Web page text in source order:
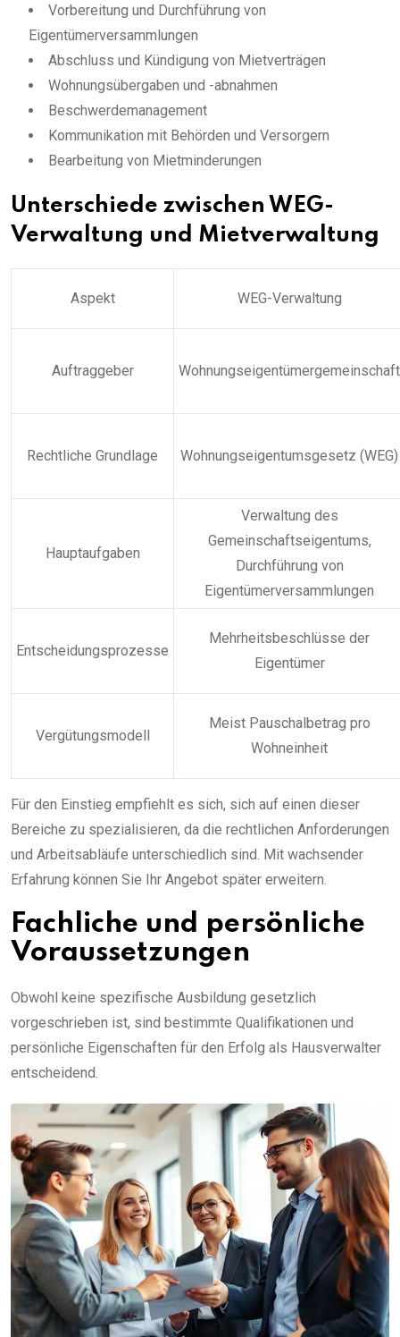
Vorbereitung und Durchführung von
Eigentümerversammlungen
Abschluss und Kündigung von Mietverträgen
Wohnungsübergaben und -abnahmen
Beschwerdemanagement
Kommunikation mit Behörden und Versorgern
Bearbeitung von Mietminderungen
Unterschiede zwischen WEG-
Verwaltung und Mietverwaltung
Aspekt WEG-Verwaltung
Auftraggeber Wohnungseigentümergemeinschaft
Rechtliche Grundlage Wohnungseigentumsgesetz (WEG)
Hauptaufgaben
Verwaltung des
Gemeinschaftseigentums,
Durchführung von
Eigentümerversammlungen
Entscheidungsprozesse
Mehrheitsbeschlüsse der
Eigentümer
Vergütungsmodell
Meist Pauschalbetrag pro
Wohneinheit
Für den Einstieg empfiehlt es sich, sich auf einen dieser
Bereiche zu spezialisieren, da die rechtlichen Anforderungen
und Arbeitsabläufe unterschiedlich sind. Mit wachsender
Erfahrung können Sie Ihr Angebot später erweitern.
Fachliche und persönliche
Voraussetzungen
Obwohl keine spezifische Ausbildung gesetzlich
vorgeschrieben ist, sind bestimmte Qualifikationen und
persönliche Eigenschaften für den Erfolg als Hausverwalter
entscheidend.